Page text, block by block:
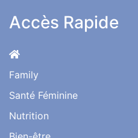
Accès Rapide
Family
Santé Féminine
Nutrition